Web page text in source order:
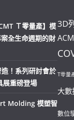
Ｔ零量產】模
全生命週期的財
！系列研討會於
展重磅登場
Molding 模塑智
3D
T零量
大數
數位